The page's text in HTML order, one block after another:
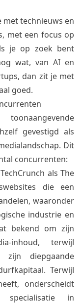
met technieuws en
met een focus op
je op zoek bent
wat, van AI en
dan zit je met
goed.
gevestigd als
Dit
concurrenten:
als The
die een
waaronder
industrie en
bekend om zijn
inhoud, terwijl
zijn diepgaande
Terwijl
onderscheidt
in